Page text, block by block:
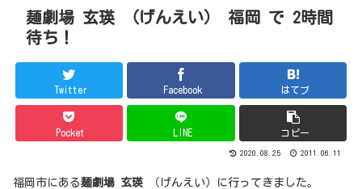
麺劇場 玄瑛 （げんえい） 福岡 で 2時間
待ち！
Twitter Facebook はてブ
Pocket LINE コピー
2020.08.25 2011.06.11
福岡市にある麺劇場 玄瑛
（げんえい）に行ってきました。